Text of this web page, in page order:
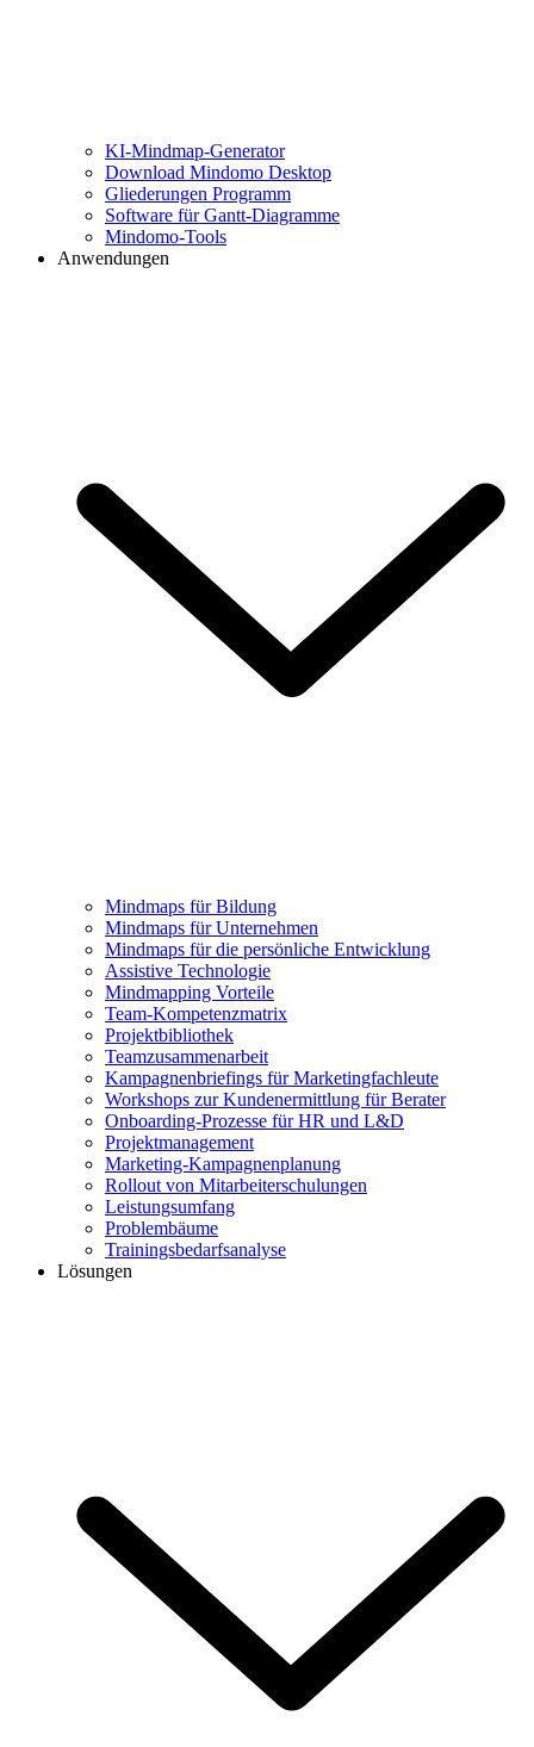
KI-Mindmap-Generator
Download Mindomo Desktop
Gliederungen Programm
Software für Gantt-Diagramme
Mindomo-Tools
Anwendungen
Mindmaps für Bildung
Mindmaps für Unternehmen
Mindmaps für die persönliche Entwicklung
Assistive Technologie
Mindmapping Vorteile
Team-Kompetenzmatrix
Projektbibliothek
Teamzusammenarbeit
Kampagnenbriefings für Marketingfachleute
Workshops zur Kundenermittlung für Berater
Onboarding-Prozesse für HR und L&D
Projektmanagement
Marketing-Kampagnenplanung
Rollout von Mitarbeiterschulungen
Leistungsumfang
Problembäume
Trainingsbedarfsanalyse
Lösungen